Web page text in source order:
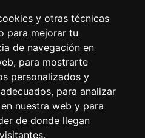
y otras técnicas
para mejorar tu
de navegación en
para mostrarte
personalizados y
para analizar
nuestra web y para
de donde llegan